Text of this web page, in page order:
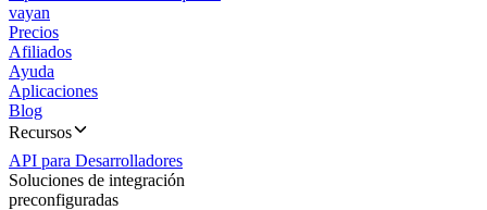
vayan
Precios
Afiliados
Ayuda
Aplicaciones
Blog
Recursos
API para Desarrolladores
Soluciones de integración
preconfiguradas